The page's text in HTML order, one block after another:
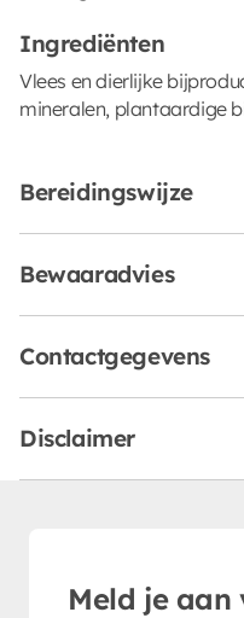
Ingrediënten
Vlees en dierlijke
mineralen, plantaardige
Bereidingswijze
Bewaaradvies
Contactgegevens
Disclaimer
Meld je aan